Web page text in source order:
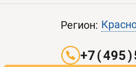
Оплата и доставка
Регион: